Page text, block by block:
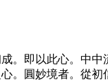
。即以此心。中
。圓妙境者。從